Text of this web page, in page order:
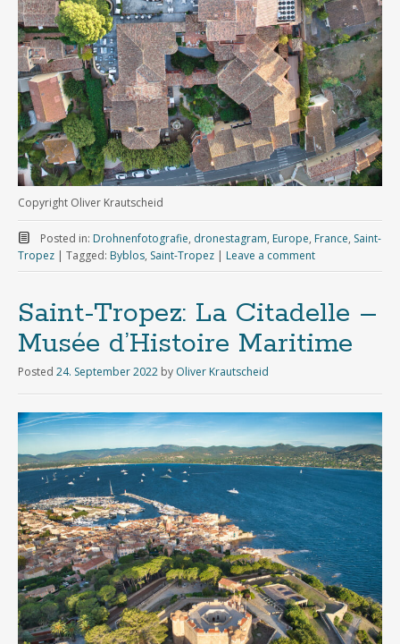
Copyright Oliver Krautscheid
Posted in: Drohnenfotografie, dronestagram, Europe, France, Saint-
Tropez | Tagged: Byblos, Saint-Tropez | Leave a comment
Saint-Tropez: La Citadelle –
Musée d’Histoire Maritime
Posted 24. September 2022 by Oliver Krautscheid